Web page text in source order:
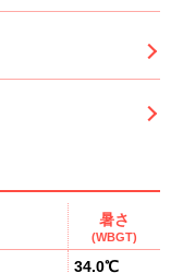
暑さ
(WBGT)
34.0℃